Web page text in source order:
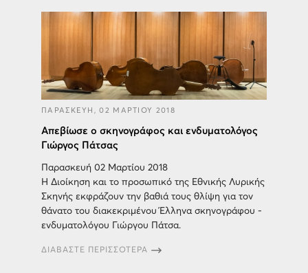
ΠΑΡΑΣΚΕΥΗ, 02 ΜΑΡΤΙΟΥ 2018
Απεβίωσε ο σκηνογράφος και ενδυματολόγος
Γιώργος Πάτσας
Παρασκευή 02 Μαρτίου 2018
Η Διοίκηση και το προσωπικό της Εθνικής Λυρικής
Σκηνής εκφράζουν την βαθιά τους θλίψη για τον
θάνατο του διακεκριμένου Έλληνα σκηνογράφου -
ενδυματολόγου Γιώργου Πάτσα.
ΔΙΑΒΑΣΤΕ ΠΕΡΙΣΣΟΤΕΡΑ